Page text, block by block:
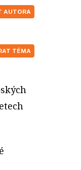
AUTORA
TÉMA